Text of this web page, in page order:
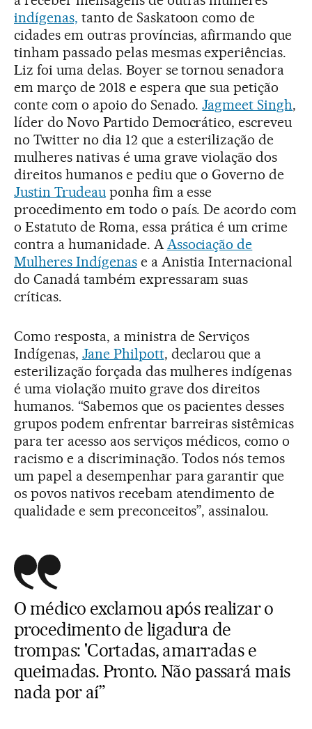
indígenas, tanto de Saskatoon como de
cidades em outras províncias, afirmando que
tinham passado pelas mesmas experiências.
Liz foi uma delas. Boyer se tornou senadora
em março de 2018 e espera que sua petição
conte com o apoio do Senado.Jagmeet Singh,
líder do Novo Partido Democrático, escreveu
no Twitter no dia 12 que a esterilização de
mulheres nativas é uma grave violação dos
direitos humanos e pediu que o Governo de
Justin Trudeauponha fim a esse
procedimento em todo o país. De acordo com
o Estatuto de Roma, essa prática é um crime
contra a humanidade. AAssociação de
Mulheres Indígenase a Anistia Internacional
do Canadá também expressaram suas
críticas.
Como resposta, a ministra de Serviços
Indígenas, Jane Philpott, declarou que a
esterilização forçada das mulheres indígenas
é uma violação muito grave dos direitos
humanos. “Sabemos que os pacientes desses
grupos podem enfrentar barreiras sistêmicas
para ter acesso aos serviços médicos, como o
racismo e a discriminação. Todos nós temos
um papel a desempenhar para garantir que
os povos nativos recebam atendimento de
qualidade e sem preconceitos”, assinalou.
O médico exclamou após realizar o
procedimento de ligadura de
trompas: 'Cortadas, amarradas e
queimadas. Pronto. Não passará mais
nada por aí”